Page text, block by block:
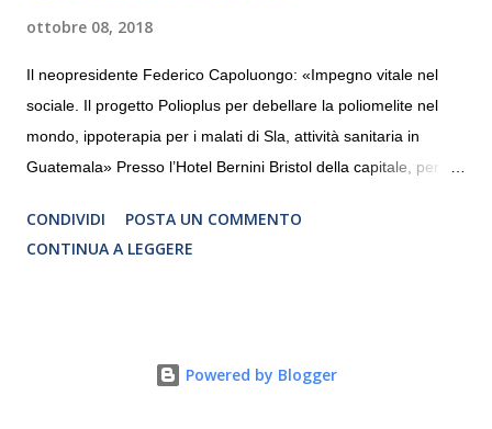
ottobre 08, 2018
Il neopresidente Federico Capoluongo: «Impegno vitale nel
sociale. Il progetto Polioplus per debellare la poliomelite nel
mondo, ippoterapia per i malati di Sla, attività sanitaria in
Guatemala» Presso l’Hotel Bernini Bristol della capitale, per la
programmazione del Rotary Club Roma Sud-Est che festeggia
i quaranta anni di attività. Un’occasione per raccontare al
riguardano sia il territorio che le missioni all’estero in paesi in
CONDIVIDI
POSTA UN COMMENTO
CONTINUA A LEGGERE
Powered by Blogger